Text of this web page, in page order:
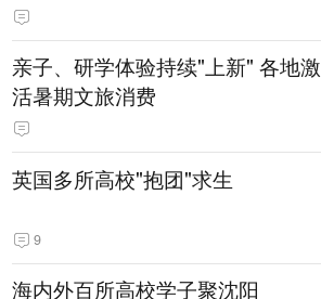
亲子、研学体验持续"上新" 各地激
活暑期文旅消费
英国多所高校"抱团"求生
9
海内外百所高校学子聚沈阳